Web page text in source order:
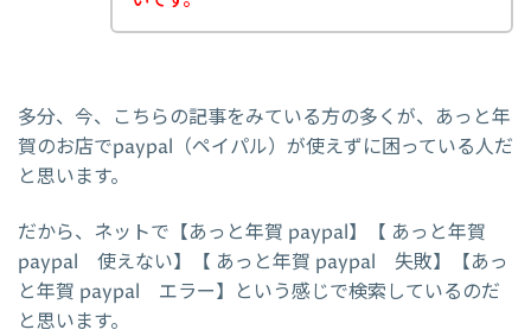
多分、今、こちらの記事をみている方の多くが、あっと年
賀のお店でpaypal（ペイパル）が使えずに困っている人だ
と思います。
だから、ネットで【あっと年賀 paypal】【 あっと年賀
paypal 使えない】【 あっと年賀 paypal 失敗】【あっ
と年賀 paypal エラー】という感じで検索しているのだ
と思います。